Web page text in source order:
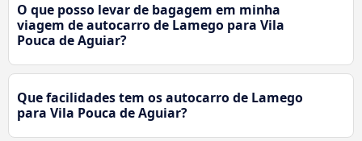
O que posso levar de bagagem em minha
viagem de autocarro de Lamego para Vila
Pouca de Aguiar?
Que facilidades tem os autocarro de Lamego
para Vila Pouca de Aguiar?